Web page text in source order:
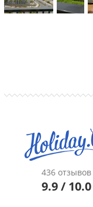
436 отзывов
9.9 / 10.0